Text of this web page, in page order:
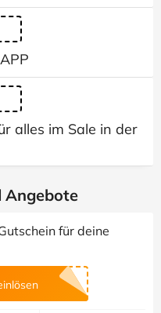
alles im Sale in der
Angebote
für deine